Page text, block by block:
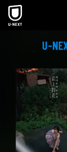
本文へスキップ
U-